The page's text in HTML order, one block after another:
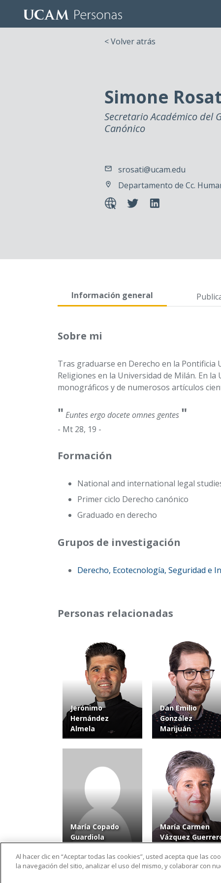
< Volver atrás
Simone
Secretario Académico del
Canónico
srosati@ucam.edu
Departamento de Cc.
Información general
Sobre mi
Tras graduarse en Derecho en la Pontificia
Religiones en la Universidad de Milán. En
monográficos y de numerosos artículos
" Euntes ergo docete omnes gentes "
- Mt 28, 19 -
Formación
National and international legal
Primer ciclo Derecho canónico
Graduado en derecho
Grupos de investigación
Derecho, Ecotecnología, Seguridad e
Personas relacionadas
Jerónimo
Hernández
Almela
Dan Emilio
González
Marijuán
María Copado
Guardiola
María Carmen
Vázquez
Al hacer clic en “Aceptar todas las cookies”, usted acepta que las
la navegación del sitio, analizar el uso del mismo, y colaborar con